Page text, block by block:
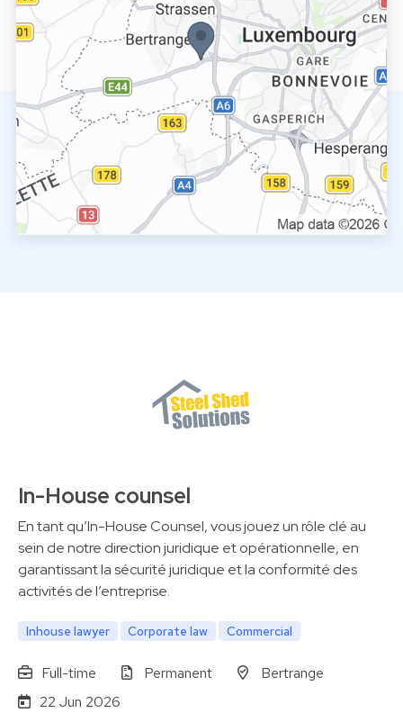
In-House counsel
En tant qu’In-House Counsel, vous jouez un rôle clé au
sein de notre direction juridique et opérationnelle, en
garantissant la sécurité juridique et la conformité des
activités de l’entreprise.
Inhouse lawyer Corporate law Commercial
Full-time Permanent
Bertrange
22 Jun 2026